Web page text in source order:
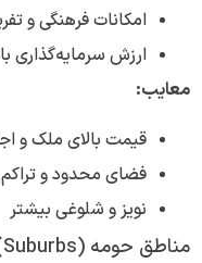
امکانات فرهنگی و
ارزش سرمایه‌گذاری
معایب:
قیمت بالای ملک و
فضای محدود و
نویز و شلوغی بیشتر
مناطق حومه (Suburbs)